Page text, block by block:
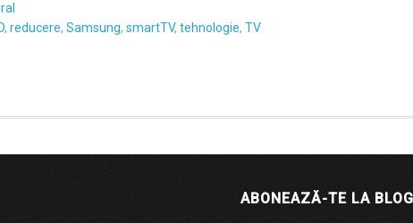
, reducere, Samsung, smartTV, tehnologie, TV
ABONEAZĂ-TE LA